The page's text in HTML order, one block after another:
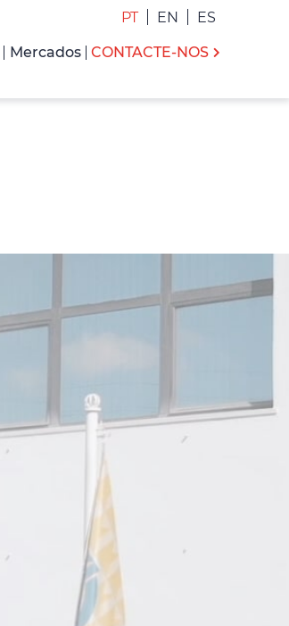
PT EN ES
Mercados CONTACTE-NOS